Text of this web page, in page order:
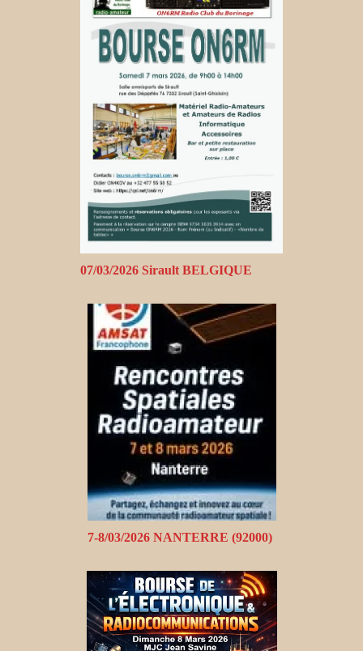
07/03/2026 Sirault BELGIQUE
7-8/03/2026 NANTERRE (92000)